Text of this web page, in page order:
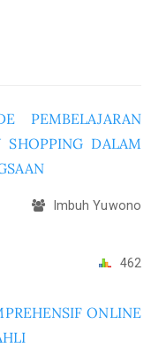
PEMBELAJARAN
SHOPPING DALAM
Imbuh Yuwono
462
ONLINE